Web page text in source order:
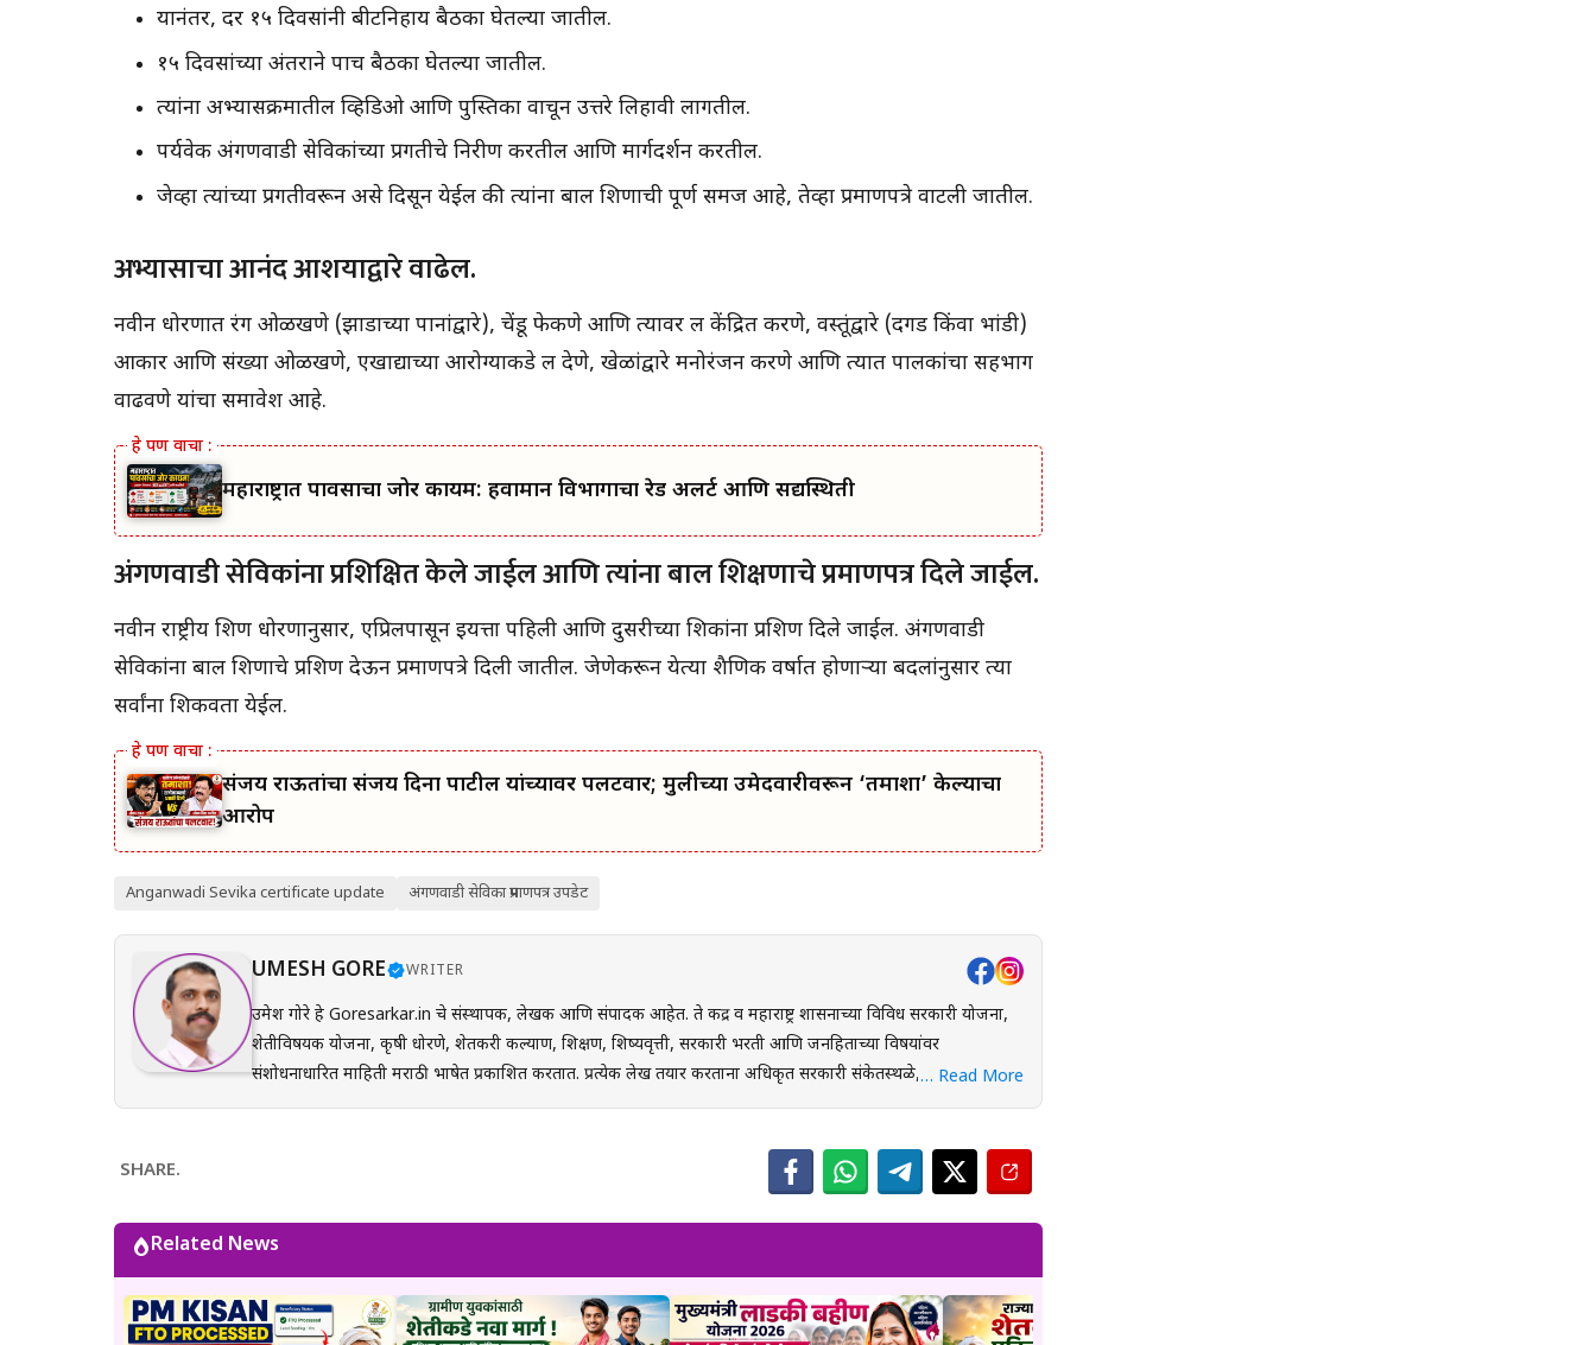
यानंतर, दर १५ दिवसांनी बीटनिहाय बैठका घेतल्या जातील.
१५ दिवसांच्या अंतराने पाच बैठका घेतल्या जातील.
त्यांना अभ्यासक्रमातील व्हिडिओ आणि पुस्तिका वाचून उत्तरे लिहावी लागतील.
पर्यवेक्षक अंगणवाडी सेविकांच्या प्रगतीचे निरीक्षण करतील आणि मार्गदर्शन करतील.
जेव्हा त्यांच्या प्रगतीवरून असे दिसून येईल की त्यांना बाल शिक्षणाची पूर्ण समज आहे, तेव्हा प्रमाणपत्रे वाटली जातील.
अभ्यासाचा आनंद आशयाद्वारे वाढेल.
नवीन धोरणात रंग ओळखणे (झाडाच्या पानांद्वारे), चेंडू फेकणे आणि त्यावर लक्ष केंद्रित करणे, वस्तूंद्वारे (दगड किंवा भांडी)
आकार आणि संख्या ओळखणे, एखाद्याच्या आरोग्याकडे लक्ष देणे, खेळांद्वारे मनोरंजन करणे आणि त्यात पालकांचा सहभाग
वाढवणे यांचा समावेश आहे.
महाराष्ट्रात पावसाचा जोर कायम: हवामान विभागाचा रेड अलर्ट आणि सद्यस्थिती
अंगणवाडी सेविकांना प्रशिक्षित केले जाईल आणि त्यांना बाल शिक्षणाचे प्रमाणपत्र दिले जाईल.
नवीन राष्ट्रीय शिक्षण धोरणानुसार, एप्रिलपासून इयत्ता पहिली आणि दुसरीच्या शिक्षकांना प्रशिक्षण दिले जाईल. अंगणवाडी
सेविकांना बाल शिक्षणाचे प्रशिक्षण देऊन प्रमाणपत्रे दिली जातील. जेणेकरून येत्या शैक्षणिक वर्षात होणाऱ्या बदलांनुसार त्या
सर्वांना शिकवता येईल.
संजय राऊतांचा संजय दिना पाटील यांच्यावर पलटवार; मुलीच्या उमेदवारीवरून ‘तमाशा’ केल्याचा
आरोप
Anganwadi Sevika certificate update अंगणवाडी सेविका प्रमाणपत्र उपडेट
UMESH GORE WRITER
उमेश गोरे हे Goresarkar.in चे संस्थापक, लेखक आणि संपादक आहेत. ते केंद्र व महाराष्ट्र शासनाच्या विविध सरकारी योजना,
शेतीविषयक योजना, कृषी धोरणे, शेतकरी कल्याण, शिक्षण, शिष्यवृत्ती, सरकारी भरती आणि जनहिताच्या विषयांवर
संशोधनाधारित माहिती मराठी भाषेत प्रकाशित करतात. प्रत्येक लेख तयार करताना अधिकृत सरकारी संकेतस्थळे, शासन निर्णय
(GR), अधिसूचना, विभागीय परिपत्रके आणि संबंधित अधिकृत स्रोतांचा संदर्भ घेऊन माहितीची पडताळणी केली जाते. वाचकांना
नागरिकांपर्यंत विश्वासार्ह, अद्ययावत आणि उपयुक्त माहिती पोहोचवणे हा आहे. प्रकाशित माहिती वेळोवेळी अद्ययावत ठेवण्याचा
प्रयत्न केला जातो. अधिकृत निर्णयामध्ये बदल झाल्यास संबंधित लेख देखील अद्ययावत करण्यात येतात. या संकेतस्थळावरील
माहिती ही केवळ जनजागृती आणि मार्गदर्शनाच्या उद्देशाने प्रकाशित केली जाते. कोणत्याही सरकारी योजनेसाठी अर्ज करण्यापूर्वी
संबंधित विभागाच्या अधिकृत संकेतस्थळावरील माहिती, नियम आणि अटींची पडताळणी करण्याचा सल्ला दिला जातो.
… Read More
SHARE.
Related News